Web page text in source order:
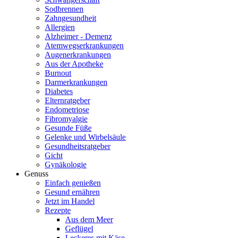
Sodbrennen
Zahngesundheit
Allergien
Alzheimer - Demenz
Atemwegserkrankungen
Augenerkrankungen
Aus der Apotheke
Burnout
Darmerkrankungen
Diabetes
Elternratgeber
Endometriose
Fibromyalgie
Gesunde Füße
Gelenke und Wirbelsäule
Gesundheitsratgeber
Gicht
Gynäkologie
Genuss
Einfach genießen
Gesund ernähren
Jetzt im Handel
Rezepte
Aus dem Meer
Geflügel